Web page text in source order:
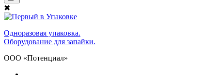
✖
Одноразовая упаковка.
Оборудование для запайки.
ООО «Потенциал»